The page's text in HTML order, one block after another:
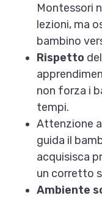
Montessori
lezioni, ma
bambino
Rispetto
non forza i
tempi.
Attenzione
guida il
acquisisca
un corretto
Ambiente